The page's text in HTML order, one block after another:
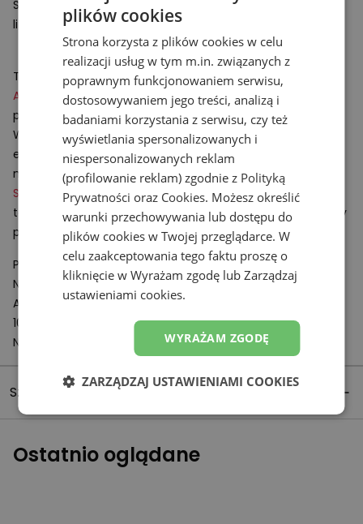
Stworzą doskonały komplet z oraz
lifestylową.
Technologie:
ABZORB
– rozwiązanie wspomagające amortyzacje
podeszwy obuwia.
Wykonany z polimeru komponent absorbuje i rozprasza
energię powstającą podczas uderzeń o twarde
nawierzchnie.
Stability Web– system polegający na wsparciu śródstopia,
technologia doskonale kontroluje dynamiczne skręty stopy
podczas chodu.
Podmiot odpowiedzialny:
New Balance Europe BV
A-Factorij, Pilotenstraat 35 – 45
1059 CH Amsterdam
Netherlands
Szczegóły produktu
Ostatnio oglądane
plików cookies
Strona korzysta z plików cookies w celu
realizacji usług w tym m.in. związanych z
poprawnym funkcjonowaniem serwisu,
dostosowywaniem jego treści, analizą i
badaniami korzystania z serwisu, czy też
wyświetlania spersonalizowanych i
niespersonalizowanych reklam
(profilowanie reklam) zgodnie z Polityką
Prywatności oraz Cookies. Możesz określić
warunki przechowywania lub dostępu do
plików cookies w Twojej przeglądarce. W
celu zaakceptowania tego faktu proszę o
kliknięcie w Wyrażam zgodę lub Zarządzaj
ustawieniami cookies.
WYRAŻAM ZGODĘ
ZARZĄDZAJ USTAWIENIAMI COOKIES